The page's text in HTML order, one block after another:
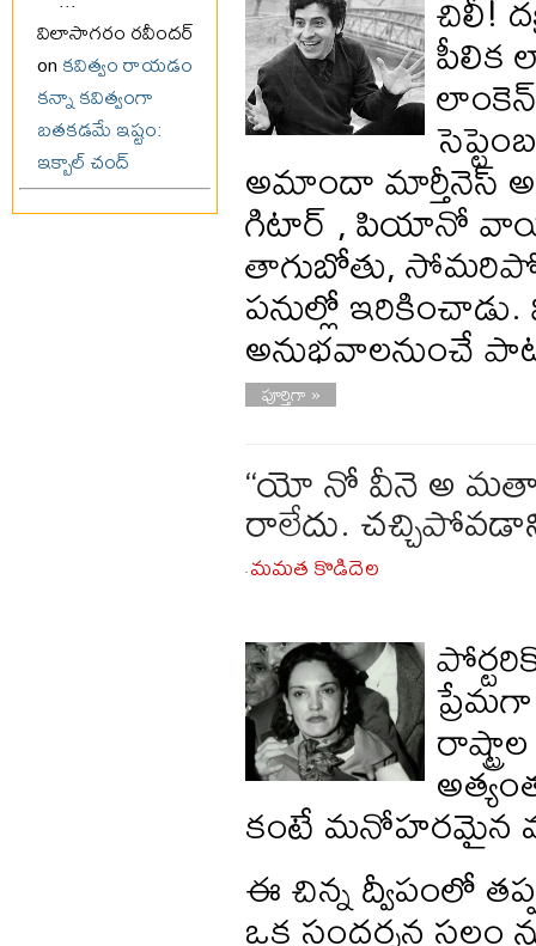
విలాసాగరం రవీందర్
onకవిత్వం రాయడం
కన్నా కవిత్వంగా
బతకడమే ఇష్టం:
ఇక్బాల్ చంద్
పీలిక
అమాందా మార్తీనెస్
గిటార్ , పియానో
తాగుబోతు,
పనుల్లో
అనుభవాలనుంచే
పూర్తిగా »
“యో నో వీనె అ
రాలేదు.
- మమత కొడిదెల
ప్రేమగా
కంటే మనోహరమైన
ఈ చిన్న ద్వీపంలో
ఒక సందర్శన